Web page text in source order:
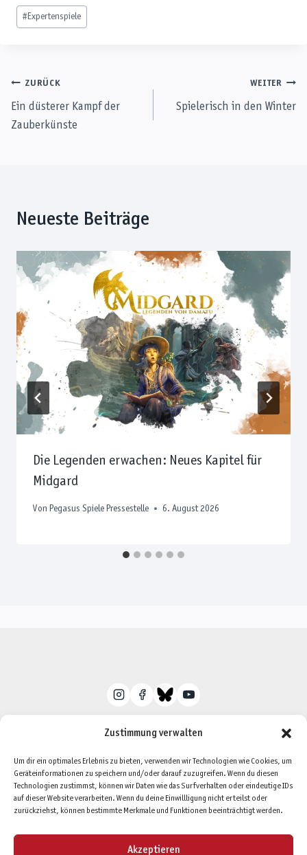
Zustimmung verwalten
Um dir ein optimales Erlebnis zu bieten, verwenden wir Technologien wie Cookies, um
Geräteinformationen zu speichern und/oder darauf zuzugreifen. Wenn du diesen
Technologien zustimmst, können wir Daten wie das Surfverhalten oder eindeutige IDs
auf dieser Website verarbeiten. Wenn du deine Einwillligung nicht erteilst oder
zurückziehst, können bestimmte Merkmale und Funktionen beeinträchtigt werden.
Akzeptieren
Schlagworte:
# Expertenspiele
Beitragsnavigation
ZURÜCK
Ein düsterer Kampf der
Zauberkünste
WEITER
Spielerisch in den Winter
Neueste Beiträge
Die Legenden erwachen: Neues Kapitel für
Midgard
Von Pegasus Spiele Pressestelle 6. August 2026
Datenschutzerklärung Impressum
Cookie-Richtlinie (EU)